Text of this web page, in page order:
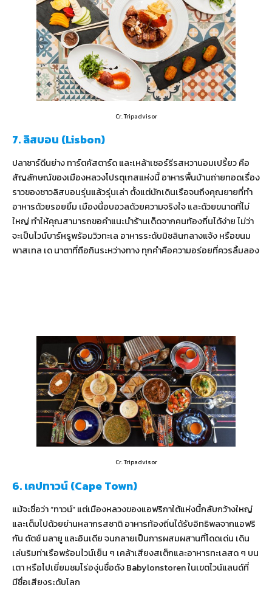
Cr. Tripadvisor
7. ลิสบอน (Lisbon)
ปลาซาร์ดีนย่าง ทาร์ตคัสตาร์ด และเหล้าเชอร์รีรสหวานอมเปรี้ยว คือ
สัญลักษณ์ของเมืองหลวงโปรตุเกสแห่งนี้ อาหารพื้นบ้านถ่ายทอดเรื่อง
ราวของชาวลิสบอนรุ่นแล้วรุ่นเล่า ตั้งแต่นักเดินเรือจนถึงคุณยายที่ทำ
อาหารด้วยรอยยิ้ม เมืองนี้อบอวลด้วยความจริงใจ และด้วยขนาดที่ไม่
ใหญ่ ทำให้คุณสามารถขอคำแนะนำร้านเด็ดจากคนท้องถิ่นได้ง่าย ไม่ว่า
จะเป็นไวน์บาร์หรูพร้อมวิวทะเล อาหารระดับมิชลินกลางแจ้ง หรือขนม
พาสเทล เด นาตาที่ถือกินระหว่างทาง ทุกคำคือความอร่อยที่ควรลิ้มลอง
Cr. Tripadvisor
6. เคปทาวน์ (Cape Town)
แม้จะชื่อว่า “ทาวน์” แต่เมืองหลวงของแอฟริกาใต้แห่งนี้กลับกว้างใหญ่
และเต็มไปด้วยย่านหลากรสชาติ อาหารท้องถิ่นได้รับอิทธิพลจากแอฟริ
กัน ดัตช์ มลายู และอินเดีย จนกลายเป็นการผสมผสานที่โดดเด่น เดิน
เล่นริมท่าเรือพร้อมไวน์เย็น ๆ เคล้าเสียงสเต็กและอาหารทะเลสด ๆ บน
เตา หรือไปเยี่ยมชมไร่องุ่นชื่อดัง Babylonstoren ในเขตไวน์แลนด์ที่
มีชื่อเสียงระดับโลก